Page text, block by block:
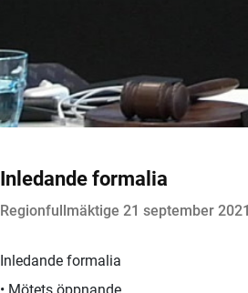
Inledande formalia
Regionfullmäktige 21 september 2021
Inledande formalia